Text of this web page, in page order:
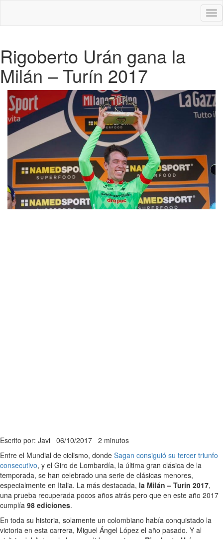
Rigoberto Urán gana la
Milán – Turín 2017
Escrito por: Javi 06/10/2017 2 minutos
Entre el Mundial de ciclismo, donde Sagan consiguió su tercer triunfo
consecutivo, y el Giro de Lombardía, la última gran clásica de la
temporada, se han celebrado una serie de clásicas menores,
especialmente en Italia. La más destacada, la Milán – Turín 2017,
una prueba recuperada pocos años atrás pero que en este año 2017
cumplía 98 ediciones.
En toda su historia, solamente un colombiano había conquistado la
victoria en esta carrera, Miguel Ángel López el año pasado. Y al